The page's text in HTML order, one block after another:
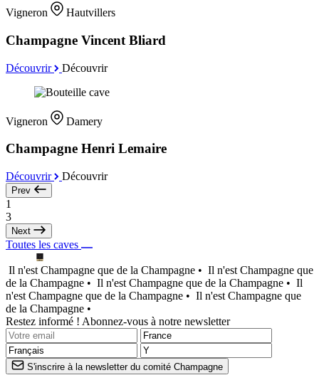
Vigneron Hautvillers
Champagne Vincent Bliard
Découvrir Découvrir
Vigneron Damery
Champagne Henri Lemaire
Découvrir Découvrir
Prev
1
3
Next
Toutes les caves
Il n'est Champagne que de la Champagne • Il n'est Champagne que
de la Champagne • Il n'est Champagne que de la Champagne • Il
n'est Champagne que de la Champagne • Il n'est Champagne que
de la Champagne •
Restez informé ! Abonnez-vous à notre newsletter
S'inscrire à la newsletter du comité Champagne